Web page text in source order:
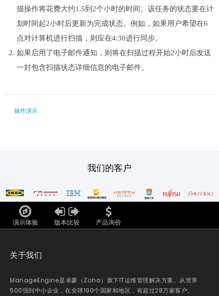
描操作将花费大约1.5到2个小时的时间。该任务的状态要在计
划时间起2小时后更新为完成状态。例如，如果用户希望在6
点对计算机进行扫描，则应在4:30进行同步。
如果启用了电子邮件通知，则将在扫描过程开始2小时后发送
一封包含扫描状态详细信息的电子邮件。
操作演示
我们的客户
演示体验 版本比较 产品询价
关于我们
ManageEngine是卓豪（Zoho）旗下IT运维管理解决方案。从世界
500强到中小企业，在全球190个国家和地区，有超过28万家客户。